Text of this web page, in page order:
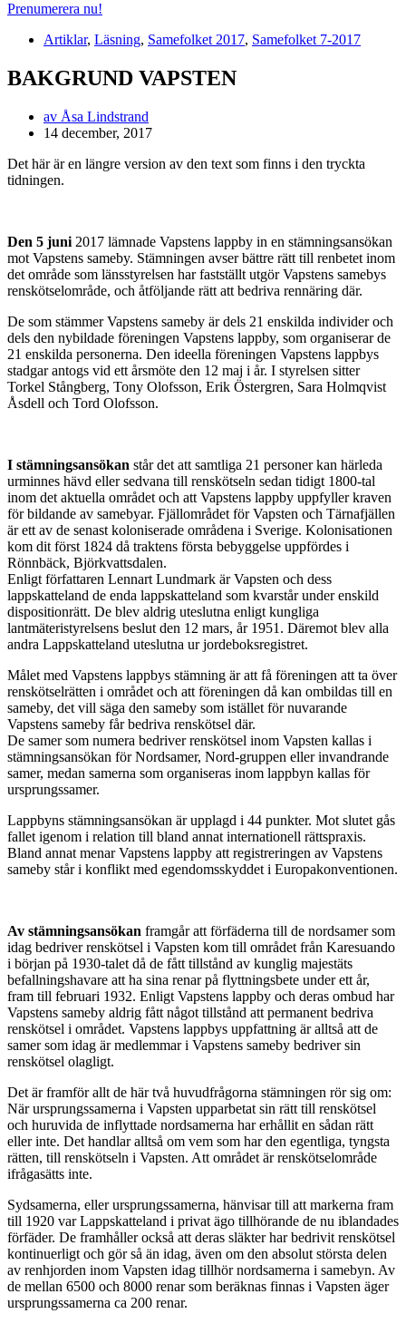
Prenumerera nu!
Artiklar, Läsning, Samefolket 2017, Samefolket 7-2017
BAKGRUND VAPSTEN
av Åsa Lindstrand
14 december, 2017
Det här är en längre version av den text som finns i den tryckta
tidningen.
Den 5 juni 2017 lämnade Vapstens lappby in en stämningsansökan
mot Vapstens sameby. Stämningen avser bättre rätt till renbetet inom
det område som länsstyrelsen har fastställt utgör Vapstens samebys
renskötselområde, och åtföljande rätt att bedriva rennäring där.
De som stämmer Vapstens sameby är dels 21 enskilda individer och
dels den nybildade föreningen Vapstens lappby, som organiserar de
21 enskilda personerna. Den ideella föreningen Vapstens lappbys
stadgar antogs vid ett årsmöte den 12 maj i år. I styrelsen sitter
Torkel Stångberg, Tony Olofsson, Erik Östergren, Sara Holmqvist
Åsdell och Tord Olofsson.
I stämningsansökan står det att samtliga 21 personer kan härleda
urminnes hävd eller sedvana till renskötseln sedan tidigt 1800-tal
inom det aktuella området och att Vapstens lappby uppfyller kraven
för bildande av samebyar. Fjällområdet för Vapsten och Tärnafjällen
är ett av de senast koloniserade områdena i Sverige. Kolonisationen
kom dit först 1824 då traktens första bebyggelse uppfördes i
Rönnbäck, Björkvattsdalen.
Enligt författaren Lennart Lundmark är Vapsten och dess
lappskatteland de enda lappskatteland som kvarstår under enskild
dispositionrätt. De blev aldrig uteslutna enligt kungliga
lantmäteristyrelsens beslut den 12 mars, år 1951. Däremot blev alla
andra Lappskatteland uteslutna ur jordeboksregistret.
Målet med Vapstens lappbys stämning är att få föreningen att ta över
renskötselrätten i området och att föreningen då kan ombildas till en
sameby, det vill säga den sameby som istället för nuvarande
Vapstens sameby får bedriva renskötsel där.
De samer som numera bedriver renskötsel inom Vapsten kallas i
stämningsansökan för Nordsamer, Nord-gruppen eller invandrande
samer, medan samerna som organiseras inom lappbyn kallas för
ursprungssamer.
Lappbyns stämningsansökan är upplagd i 44 punkter. Mot slutet gås
fallet igenom i relation till bland annat internationell rättspraxis.
Bland annat menar Vapstens lappby att registreringen av Vapstens
sameby står i konflikt med egendomsskyddet i Europakonventionen.
Av stämningsansökan framgår att förfäderna till de nordsamer som
idag bedriver renskötsel i Vapsten kom till området från Karesuando
i början på 1930-talet då de fått tillstånd av kunglig majestäts
befallningshavare att ha sina renar på flyttningsbete under ett år,
fram till februari 1932. Enligt Vapstens lappby och deras ombud har
Vapstens sameby aldrig fått något tillstånd att permanent bedriva
renskötsel i området. Vapstens lappbys uppfattning är alltså att de
samer som idag är medlemmar i Vapstens sameby bedriver sin
renskötsel olagligt.
Det är framför allt de här två huvudfrågorna stämningen rör sig om:
När ursprungssamerna i Vapsten upparbetat sin rätt till renskötsel
och huruvida de inflyttade nordsamerna har erhållit en sådan rätt
eller inte. Det handlar alltså om vem som har den egentliga, tyngsta
rätten, till renskötseln i Vapsten. Att området är renskötselområde
ifrågasätts inte.
Sydsamerna, eller ursprungssamerna, hänvisar till att markerna fram
till 1920 var Lappskatteland i privat ägo tillhörande de nu iblandades
förfäder. De framhåller också att deras släkter har bedrivit renskötsel
kontinuerligt och gör så än idag, även om den absolut största delen
av renhjorden inom Vapsten idag tillhör nordsamerna i samebyn. Av
de mellan 6500 och 8000 renar som beräknas finnas i Vapsten äger
ursprungssamerna ca 200 renar.